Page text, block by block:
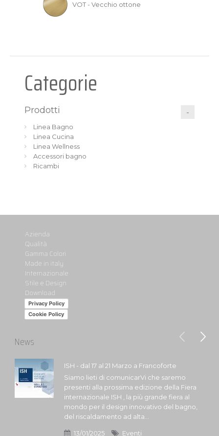
VOT - Vecchio ottone
Categorie
Prodotti
Linea Bagno
Linea Cucina
Linea Wellness
Accessori bagno
Ricambi
Azienda
Qualità
Gamma Colori
Made in italy
Internazionale
Stile e Design
Download
Privacy Policy
Cookie Policy
News
ISH - dal 17 al 21 Marzo a Francoforte
Siamo lieti di comunicarVi che saremo
presenti alla prossima edizione della Fiera
internazionale ISH , la più grande fiera al
mondo per il design innovativo del bagno,
del riscaldamento ad alta...
13/01/2025 Eventi